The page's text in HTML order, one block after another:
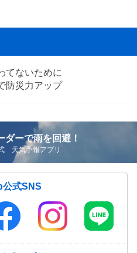
てないために
防災力アップ
ダーで雨を回避！
天気予報アプリ
式SNS